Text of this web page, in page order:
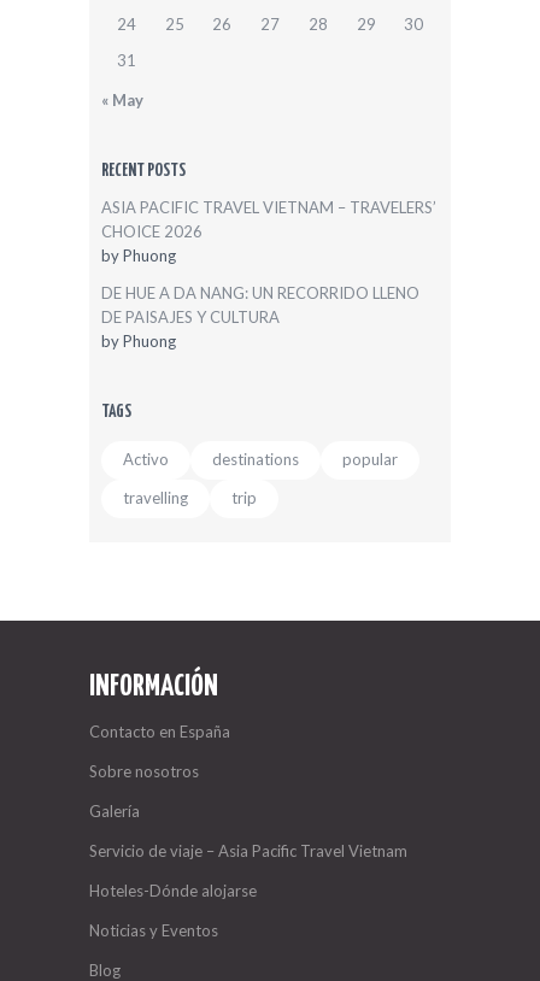
24
25 26 27 28 29
30
31
« May
RECENT POSTS
ASIA PACIFIC TRAVEL VIETNAM – TRAVELERS’
CHOICE 2026
byPhuong
DE HUE A DA NANG: UN RECORRIDO LLENO
DE PAISAJES Y CULTURA
byPhuong
TAGS
Activo destinations
popular
travelling
trip
INFORMACIÓN
Contacto en España
Sobre nosotros
Galería
Servicio de viaje – Asia Pacific Travel Vietnam
Hoteles-Dónde alojarse
Noticias y Eventos
Blog